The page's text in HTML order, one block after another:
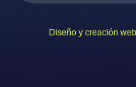
Diseño y creación